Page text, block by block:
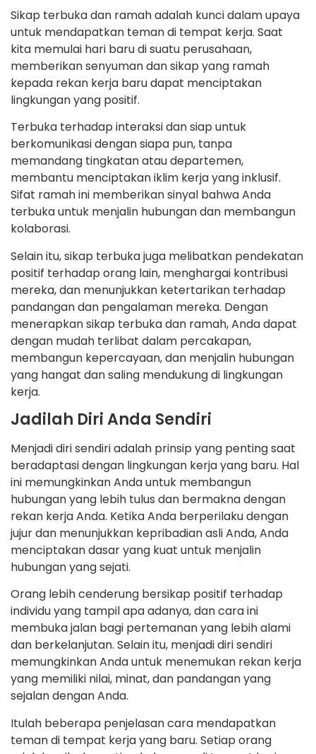
Sikap terbuka dan ramah adalah kunci dalam upaya
untuk mendapatkan teman di tempat kerja. Saat
kita memulai hari baru di suatu perusahaan,
memberikan senyuman dan sikap yang ramah
kepada rekan kerja baru dapat menciptakan
lingkungan yang positif.
Terbuka terhadap interaksi dan siap untuk
berkomunikasi dengan siapa pun, tanpa
memandang tingkatan atau departemen,
membantu menciptakan iklim kerja yang inklusif.
Sifat ramah ini memberikan sinyal bahwa Anda
terbuka untuk menjalin hubungan dan membangun
kolaborasi.
Selain itu, sikap terbuka juga melibatkan pendekatan
positif terhadap orang lain, menghargai kontribusi
mereka, dan menunjukkan ketertarikan terhadap
pandangan dan pengalaman mereka. Dengan
menerapkan sikap terbuka dan ramah, Anda dapat
dengan mudah terlibat dalam percakapan,
membangun kepercayaan, dan menjalin hubungan
yang hangat dan saling mendukung di lingkungan
kerja.
Jadilah Diri Anda Sendiri
Menjadi diri sendiri adalah prinsip yang penting saat
beradaptasi dengan lingkungan kerja yang baru. Hal
ini memungkinkan Anda untuk membangun
hubungan yang lebih tulus dan bermakna dengan
rekan kerja Anda. Ketika Anda berperilaku dengan
jujur dan menunjukkan kepribadian asli Anda, Anda
menciptakan dasar yang kuat untuk menjalin
hubungan yang sejati.
Orang lebih cenderung bersikap positif terhadap
individu yang tampil apa adanya, dan cara ini
membuka jalan bagi pertemanan yang lebih alami
dan berkelanjutan. Selain itu, menjadi diri sendiri
memungkinkan Anda untuk menemukan rekan kerja
yang memiliki nilai, minat, dan pandangan yang
sejalan dengan Anda.
Itulah beberapa penjelasan cara mendapatkan
teman di tempat kerja yang baru. Setiap orang